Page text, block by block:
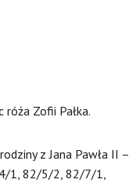
róża Zofii Pałka.
z Jana Pawła II –
1, 82/5/2, 82/7/1,